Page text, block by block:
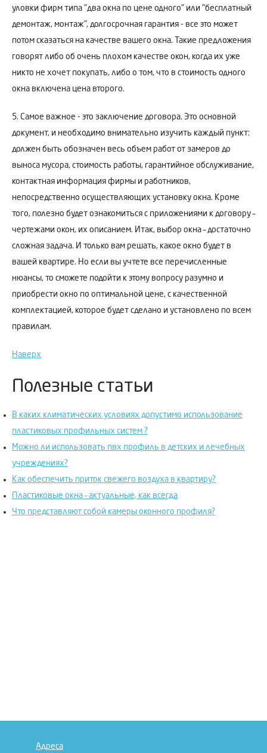
уловки фирм типа "два окна по цене одного" или "бесплатный
демонтаж, монтаж", долгосрочная гарантия - все это может
потом сказаться на качестве вашего окна. Такие предложения
говорят либо об очень плохом качестве окон, когда их уже
никто не хочет покупать, либо о том, что в стоимость одного
окна включена цена второго.
5. Самое важное - это заключение договора. Это основной
документ, и необходимо внимательно изучить каждый пункт:
должен быть обозначен весь объем работ от замеров до
выноса мусора, стоимость работы, гарантийное обслуживание,
контактная информация фирмы и работников,
непосредственно осуществляющих установку окна. Кроме
того, полезно будет ознакомиться с приложениями к договору –
чертежами окон, их описанием. Итак, выбор окна – достаточно
сложная задача. И только вам решать, какое окно будет в
вашей квартире. Но если вы учтете все перечисленные
нюансы, то сможете подойти к этому вопросу разумно и
приобрести окно по оптимальной цене, с качественной
комплектацией, которое будет сделано и установлено по всем
правилам.
Наверх
Полезные статьи
В каких климатических условиях допустимо использование
пластиковых профильных систем ?
Можно ли использовать пвх профиль в детских и лечебных
учреждениях?
Как обеспечить приток свежего воздуха в квартиру?
Пластиковые окна – актуальные, как всегда
Что представляют собой камеры оконного профиля?
Адреса